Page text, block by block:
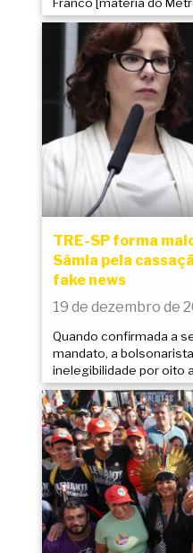
TRE-SP forma
Sâmia pela
fake news
19 de dezembro de
Quando confirmada a
mandato, a
inelegibilidade por oito